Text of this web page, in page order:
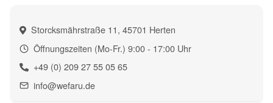
Storcksmährstraße 11, 45701 Herten
Öffnungszeiten (Mo-Fr.) 9:00 - 17:00 Uhr
+49 (0) 209 27 55 05 65
info@wefaru.de